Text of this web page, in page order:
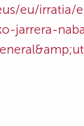
eu/irratia/
jarrera-